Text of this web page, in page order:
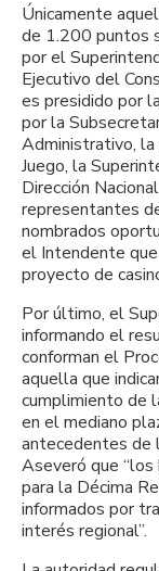
Únicamente
de 1.200 puntos
por el
Ejecutivo del
es presidido por
por la
Administrativo, la
Juego, la
Dirección
representantes
nombrados
el Intendente
proyecto de
Por último, el
informando el
conforman el
aquella que
cumplimiento de
en el mediano
antecedentes de
Aseveró que
para la Décima
informados por
interés regional”.